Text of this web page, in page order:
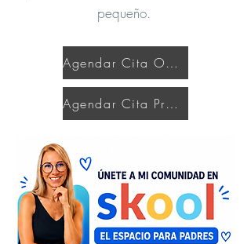
pequeño.
Agendar Cita Online
Agendar Cita Presencial